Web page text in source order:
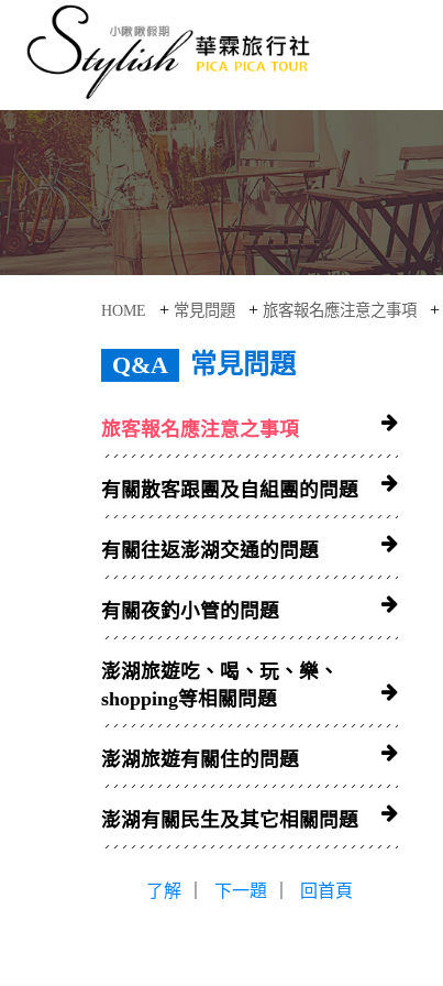
HOME + 常見問題 + 旅客報名應注意之事項 +
常見問題
旅客報名應注意之事項
有關散客跟團及自組團的問題
有關往返澎湖交通的問題
有關夜釣小管的問題
澎湖旅遊吃、喝、玩、樂、
shopping等相關問題
澎湖旅遊有關住的問題
澎湖有關民生及其它相關問題
了解 下一題 回首頁